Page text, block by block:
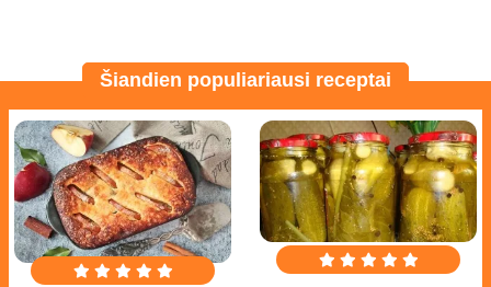
Šiandien populiariausi receptai